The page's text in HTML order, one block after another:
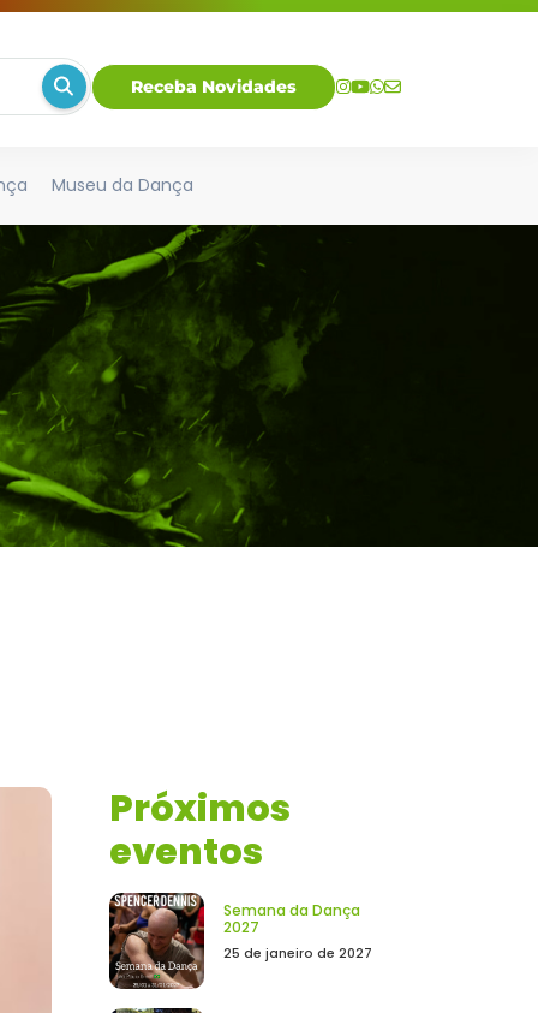
Receba Novidades
Museu da Dança
Próximos
eventos
Semana da Dança
2027
25 de janeiro de 2027